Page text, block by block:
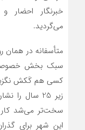
خبرنگار احضار
می‌گردید.
متأسفانه در همان
سبک بخش
کسی هم کَکش
زیر 25 سال را
سخت‌تر می‌شد کار
این شهر برای